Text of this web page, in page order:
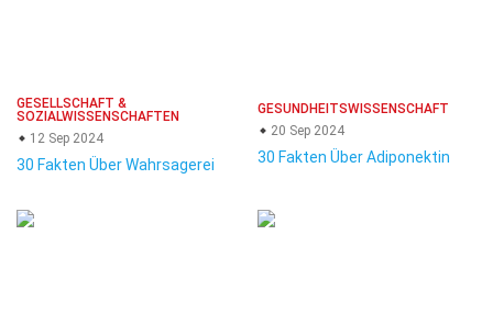
GESELLSCHAFT &
SOZIALWISSENSCHAFTEN
12 Sep 2024
30 Fakten Über Wahrsagerei
GESUNDHEITSWISSENSCHAFT
20 Sep 2024
30 Fakten Über Adiponektin